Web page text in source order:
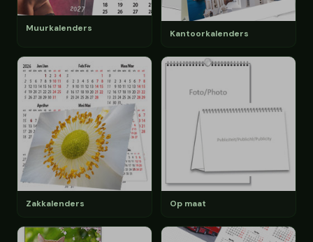
Muurkalenders
Kantoorkalenders
Zakkalenders Op maat